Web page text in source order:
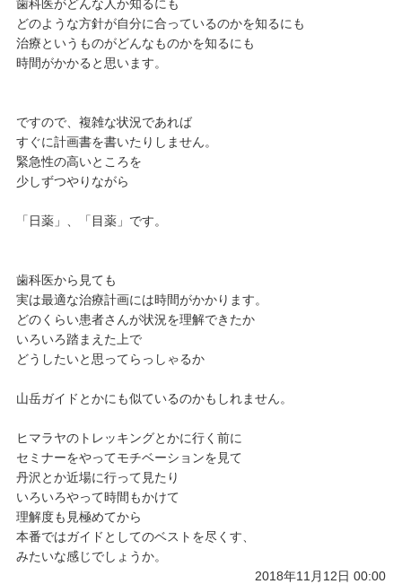
歯科医がどんな人か知るにも
どのような方針が自分に合っているのかを知るにも
治療というものがどんなものかを知るにも
時間がかかると思います。
ですので、複雑な状況であれば
すぐに計画書を書いたりしません。
緊急性の高いところを
少しずつやりながら
「日薬」、「目薬」です。
歯科医から見ても
実は最適な治療計画には時間がかかります。
どのくらい患者さんが状況を理解できたか
いろいろ踏まえた上で
どうしたいと思ってらっしゃるか
山岳ガイドとかにも似ているのかもしれません。
ヒマラヤのトレッキングとかに行く前に
セミナーをやってモチベーションを見て
丹沢とか近場に行って見たり
いろいろやって時間もかけて
理解度も見極めてから
本番ではガイドとしてのベストを尽くす、
みたいな感じでしょうか。
2018年11月12日 00:00